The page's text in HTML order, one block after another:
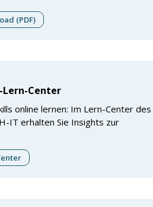
(PDF)
Lern-Center
online lernen: Im Lern-Center des
IT erhalten Sie Insights zur